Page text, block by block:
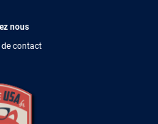
nous
contact